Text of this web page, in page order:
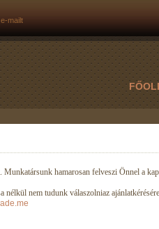
mailt
hamarosan felveszi Önnel a
nélkül nem tudunk válaszolniaz